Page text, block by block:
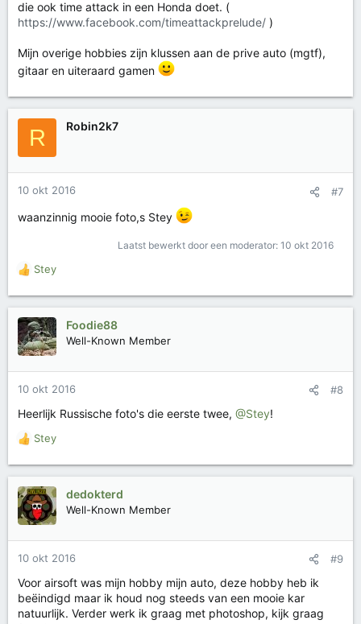
n
:
die ook time attack in een Honda doet. (
https://www.facebook.com/timeattackprelude/ )
Mijn overige hobbies zijn klussen aan de prive auto (mgtf),
gitaar en uiteraard gamen
R Robin2k7
10 okt 2016 #7
waanzinnig mooie foto,s Stey
Laatst bewerkt door een moderator: 10 okt 2016
W
r
d
e
i
n
e
:
Stey
Foodie88
Well-Known Member
10 okt 2016 #8
Heerlijk Russische foto's die eerste twee, @Stey!
W
r
d
e
i
n
e
n
:
Stey
dedokterd
Well-Known Member
10 okt 2016 #9
Voor airsoft was mijn hobby mijn auto, deze hobby heb ik
beëindigd maar ik houd nog steeds van een mooie kar
natuurlijk. Verder werk ik graag met photoshop, kijk graag